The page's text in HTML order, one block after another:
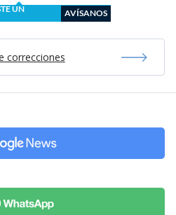
UN
AVÍSANOS
correcciones